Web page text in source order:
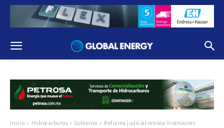
Inicio Hidrocarburos Gobierno
Reforma judicial retrasa inversiones